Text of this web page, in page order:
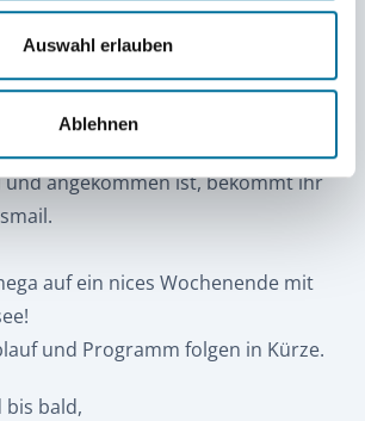
Auswahl erlauben
Ablehnen
Person ist eine separate
= Überweisung stimmt ihr den
hier), der Fotoerlaubnis und der
zu. Sobald eure
und angekommen ist, bekommt ihr
auf ein nices Wochenende mit
und Programm folgen in Kürze.
bis bald,